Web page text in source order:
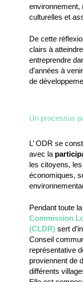
environnement,
culturelles et
De cette
clairs à
entreprendre
d’années à
de
Un processus
L’ ODR se
avec la
les citoyens,
économiques,
Pendant toute
Commission
(CLDR) sert
Conseil
représentative
proviennent de
différents